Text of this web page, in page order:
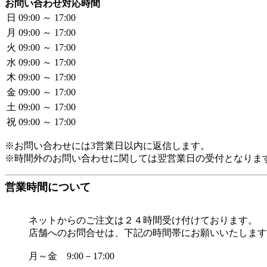
お問い合わせ対応時間
日 09:00 ～ 17:00
月 09:00 ～ 17:00
火 09:00 ～ 17:00
水 09:00 ～ 17:00
木 09:00 ～ 17:00
金 09:00 ～ 17:00
土 09:00 ～ 17:00
祝 09:00 ～ 17:00
※お問い合わせには3営業日以内に返信します。
※時間外のお問い合わせに関しては翌営業日の受付となりま
営業時間について
ネットからのご注文は２４時間受け付けております。
店舗へのお問合せは、下記の時間帯にお願いいたしま
月～金 9:00－17:00